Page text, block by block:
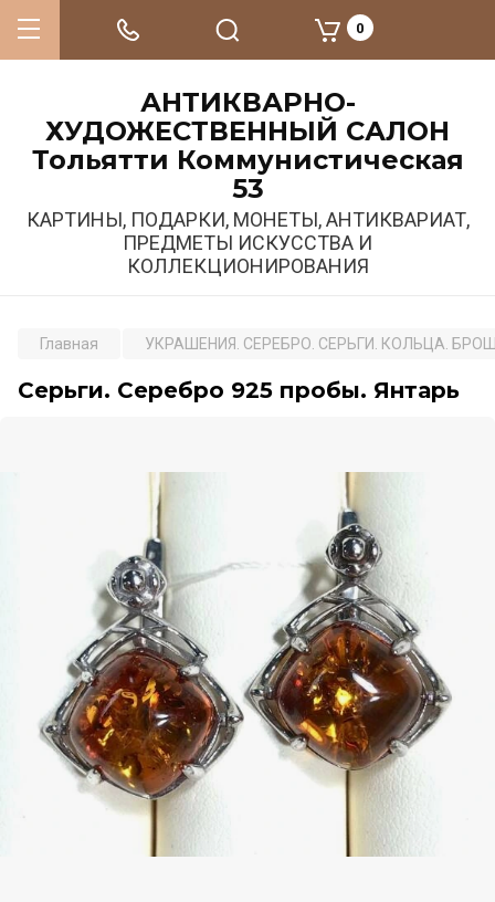
АНТИКВАРНО-
ХУДОЖЕСТВЕННЫЙ САЛОН
Тольятти Коммунистическая
53
КАРТИНЫ, ПОДАРКИ, МОНЕТЫ, АНТИКВАРИАТ,
ПРЕДМЕТЫ ИСКУССТВА И
КОЛЛЕКЦИОНИРОВАНИЯ
0
Главная УКРАШЕНИЯ. СЕРЕБРО. СЕРЬГИ. КОЛЬЦА.
Серьги. Серебро 925 пробы. Янтарь